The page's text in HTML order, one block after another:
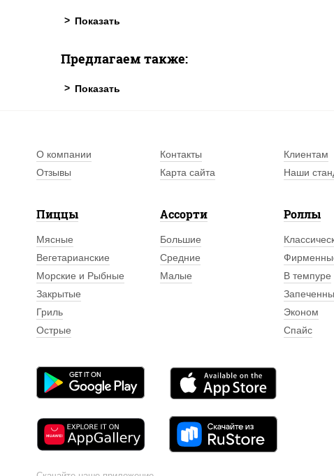
Предлагаем также:
О компании Контакты Клиентам
Отзывы
Карта сайта Наши
Пиццы
Мясные
Вегетарианские
Морские и Рыбные
Закрытые
Гриль
Острые
Ассорти
Большие
Средние
Малые
Роллы
В темпуре
Эконом
Спайс